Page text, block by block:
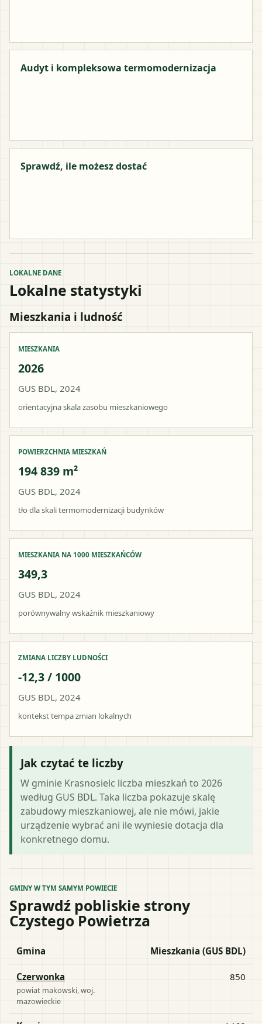
Audyt i kompleksowa termomodernizacja
Sprawdź, ile możesz dostać
LOKALNE DANE
Lokalne statystyki
Mieszkania i ludność
MIESZKANIA
2026
GUS BDL, 2024
orientacyjna skala zasobu mieszkaniowego
POWIERZCHNIA MIESZKAŃ
194 839 m²
GUS BDL, 2024
tło dla skali termomodernizacji budynków
MIESZKANIA NA 1000 MIESZKAŃCÓW
349,3
GUS BDL, 2024
porównywalny wskaźnik mieszkaniowy
ZMIANA LICZBY LUDNOŚCI
-12,3 / 1000
GUS BDL, 2024
kontekst tempa zmian lokalnych
Jak czytać te liczby
W gminie Krasnosielc liczba mieszkań to 2026
według GUS BDL. Taka liczba pokazuje skalę
zabudowy mieszkaniowej, ale nie mówi, jakie
urządzenie wybrać ani ile wyniesie dotacja dla
konkretnego domu.
GMINY W TYM SAMYM POWIECIE
Sprawdź pobliskie strony
Czystego Powietrza
Gmina Mieszkania (GUS BDL)
Czerwonka
powiat makowski , woj.
mazowieckie
850